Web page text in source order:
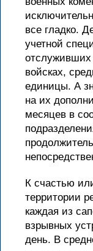
все гладко.
учетной
отслуживших
войсках,
единицы. А
на их
месяцев в
К счастью
территории
каждая из
взрывных
день. В